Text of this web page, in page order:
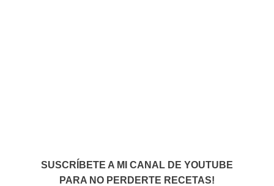
SUSCRÍBETE A MI CANAL DE YOUTUBE
PARA NO PERDERTE RECETAS!